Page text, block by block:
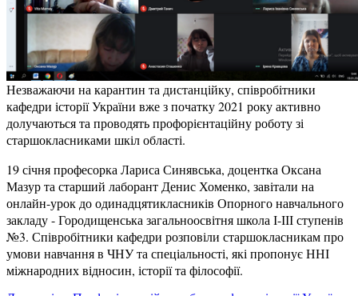
Незважаючи на карантин та дистанційку, співробітники
кафедри історії України вже з початку 2021 року активно
долучаються та проводять профорієнтаційну роботу зі
старшокласниками шкіл області.
19 січня професорка Лариса Синявська, доцентка Оксана
Мазур та старший лаборант Денис Хоменко, завітали на
онлайн-урок до одинадцятикласників Опорного навчального
закладу - Городищенська загальноосвітня школа І-ІІІ ступенів
№3. Співробітники кафедри розповіли старшокласникам про
умови навчання в ЧНУ та спеціальності, які пропонує ННІ
міжнародних відносин, історії та філософії.